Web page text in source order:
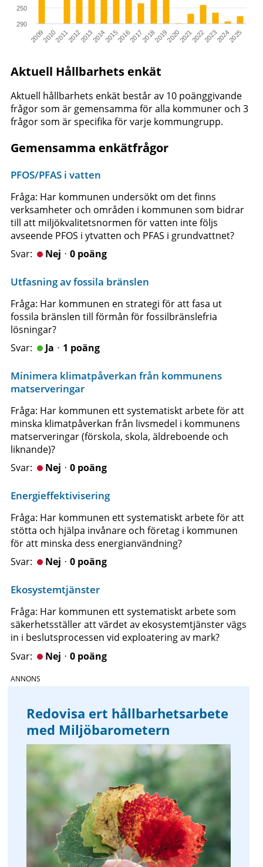
20092010201120122013201420152016201720182019202020212022202320242025
250
290
Aktuell Hållbarhets enkät
Aktuell hållbarhets enkät består av 10 poänggivande
frågor som är gemensamma för alla kommuner och 3
frågor som är specifika för varje kommungrupp.
Gemensamma enkätfrågor
PFOS/PFAS i vatten
Fråga: Har kommunen undersökt om det finns
verksamheter och områden i kommunen som bidrar
till att miljökvalitetsnormen för vatten inte följs
avseende PFOS i ytvatten och PFAS i grundvattnet?
Nejᆞ0 poäng
Utfasning av fossila bränslen
Fråga: Har kommunen en strategi för att fasa ut
fossila bränslen till förmån för fossilbränslefria
lösningar?
Jaᆞ1 poäng
Minimera klimatpåverkan från kommunens
matserveringar
Fråga: Har kommunen ett systematiskt arbete för att
minska klimatpåverkan från livsmedel i kommunens
matserveringar (förskola, skola, äldreboende och
liknande)?
Nejᆞ0 poäng
Energieffektivisering
Fråga: Har kommunen ett systematiskt arbete för att
stötta och hjälpa invånare och företag i kommunen
för att minska dess energianvändning?
Nejᆞ0 poäng
Ekosystemtjänster
Fråga: Har kommunen ett systematiskt arbete som
säkerhetsställer att värdet av ekosystemtjänster vägs
in i beslutsprocessen vid exploatering av mark?
Nejᆞ0 poäng
Redovisa ert hållbarhetsarbete
med Miljöbarometern